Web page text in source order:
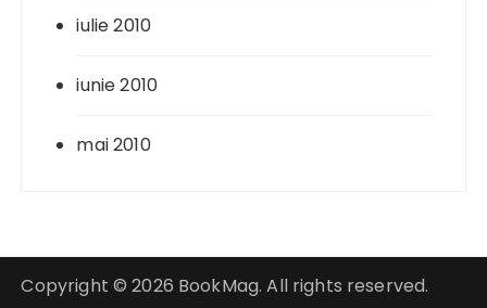
iulie 2010
iunie 2010
mai 2010
Copyright © 2026 BookMag. All rights reserved.